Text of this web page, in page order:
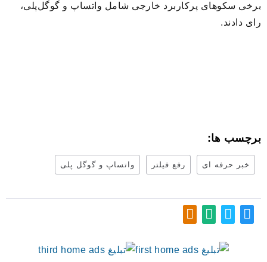
برخی سکوهای پرکاربرد خارجی شامل واتساپ و گوگل‌پلی،
رای دادند.
برچسب ها:
خبر حرفه ای رفع فیلتر واتساپ و گوگل پلی